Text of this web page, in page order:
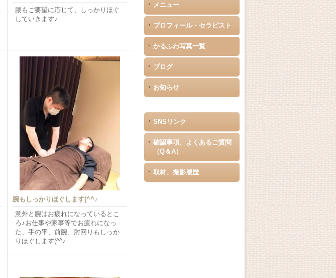
腰もご要望に応じて、しっかりほぐ
していきます♪
腕もしっかりほぐします(^^♪
意外と腕はお疲れになっているとこ
ろ♪お仕事や家事等でお疲れになっ
た、手の平、前腕、肘回りもしっか
りほぐします(^^♪
メニュー
プロフィール・セラピスト
かるふわ写真一覧
ブログ
お知らせ
SNSリンク
確認事項、よくあるご質問
（Q＆A）
取材、撮影履歴